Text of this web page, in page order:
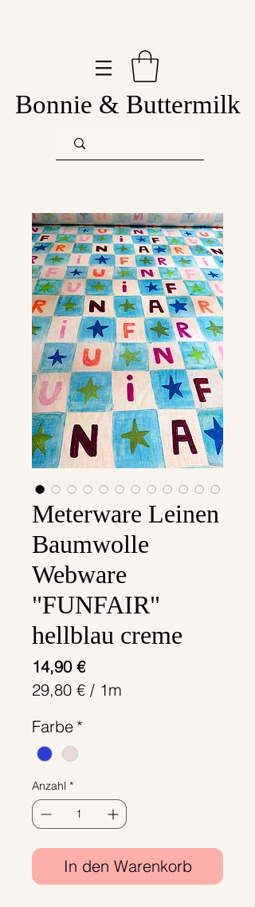
Bonnie & Buttermilk
Meterware Leinen
Baumwolle
Webware
"FUNFAIR"
hellblau creme
14,90 €Preis
29,80 € / 1m
pro
1
Farbe *
Anzahl *
In den Warenkorb